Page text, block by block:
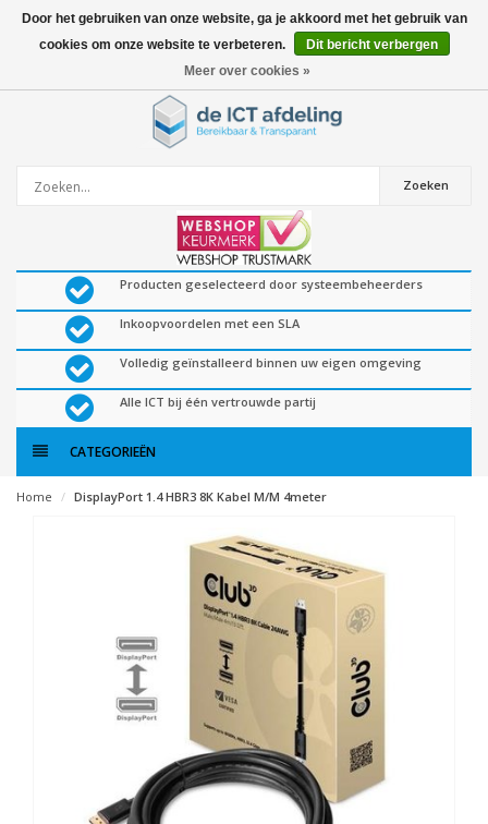
0artikelen
Zoeken
Producten geselecteerd door systeembeheerders
Inkoopvoordelen met een SLA
Volledig geïnstalleerd binnen uw eigen omgeving
Alle ICT bij één vertrouwde partij
CATEGORIEËN
Home DisplayPort 1.4 HBR3 8K Kabel M/M 4meter
Door het gebruiken van onze website, ga je akkoord met het gebruik van
cookies om onze website te verbeteren.
Dit bericht verbergen
Meer over cookies »